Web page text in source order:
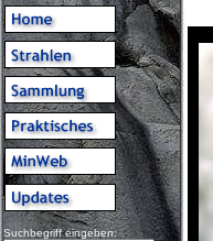
Suchbegriff eingeben: